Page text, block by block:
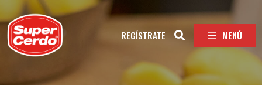
REGÍSTRATE MENÚ